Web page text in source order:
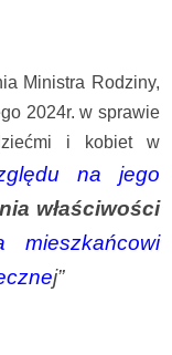
Ministra Rodziny,
2024r. w sprawie
i kobiet w
na jego
właściwości
mieszkańcowi
j”